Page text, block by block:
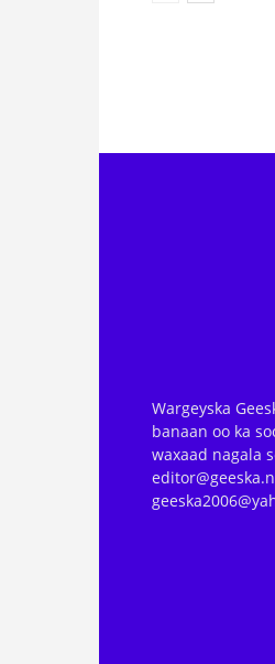
banaan oo ka
waxaad nagala